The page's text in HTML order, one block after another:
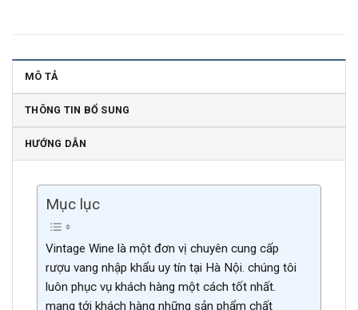
MÔ TẢ
THÔNG TIN BỔ SUNG
HƯỚNG DẪN
Mục lục
Vintage Wine là một đơn vị chuyên cung cấp
rượu vang nhập khẩu uy tín tại Hà Nội. chúng tôi
luôn phục vụ khách hàng một cách tốt nhất.
mang tới khách hàng những sản phẩm chất